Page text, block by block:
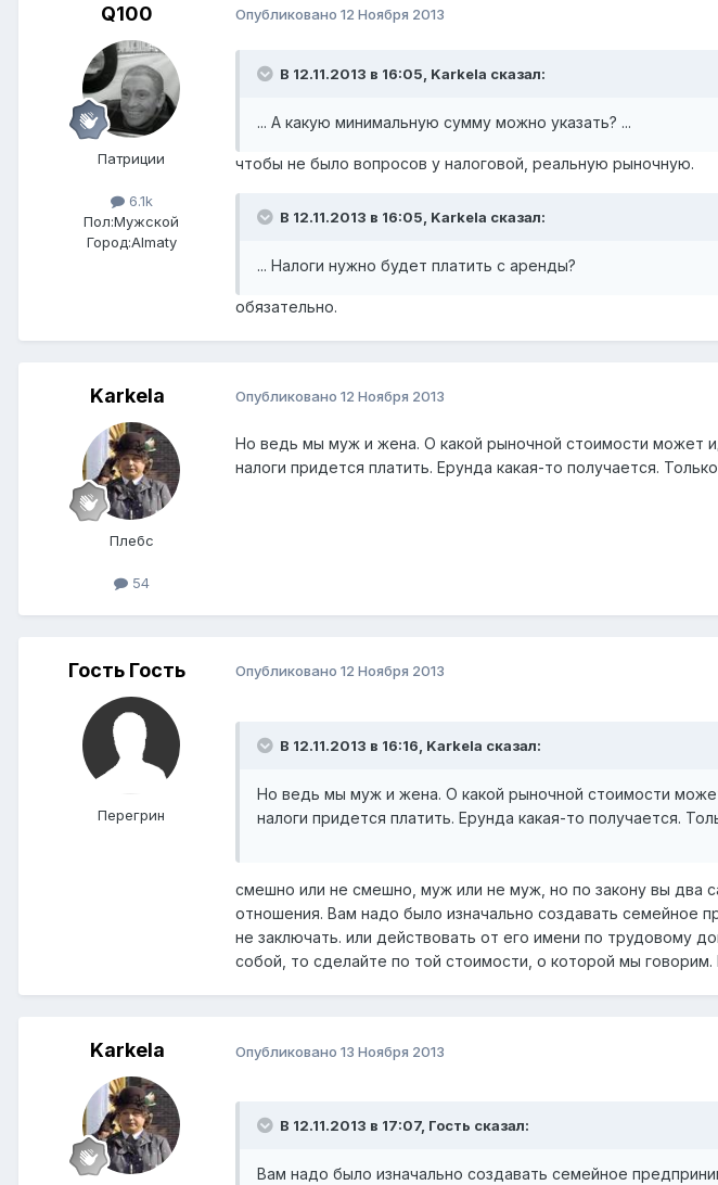
Q100
Патриции
6.1k
Пол:Мужской
Город:Almaty
Опубликовано 12 Ноября 2013
В 12.11.2013 в 16:05, Karkela сказал:
... А какую минимальную сумму можно указать? ...
чтобы не было вопросов у налоговой, реальную рыночную.
В 12.11.2013 в 16:05, Karkela сказал:
... Налоги нужно будет платить с аренды?
обязательно.
Karkela
Плебс
54
Опубликовано 12 Ноября 2013
Но ведь мы муж и жена. О какой рыночной стоимости может
налоги придется платить. Ерунда какая-то получается.
Гость Гость
Перегрин
Опубликовано 12 Ноября 2013
В 12.11.2013 в 16:16, Karkela сказал:
Но ведь мы муж и жена. О какой рыночной стоимости
налоги придется платить. Ерунда какая-то получается.
смешно или не смешно, муж или не муж, но по закону вы два
отношения. Вам надо было изначально создавать семейное
не заключать. или действовать от его имени по трудовому
собой, то сделайте по той стоимости, о которой мы
Karkela Опубликовано 13 Ноября 2013
В 12.11.2013 в 17:07, Гость сказал:
Вам надо было изначально создавать семейное